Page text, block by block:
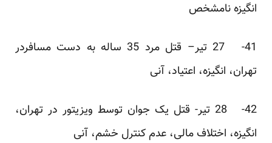
انگیزه نامشخص
41- 27 تیر– قتل مرد 35 ساله به دست مسافردر
تهران، انگیزه، اعتیاد، آنی
42- 28 تیر- قتل یک جوان توسط ویزیتور در تهران،
انگیزه، اختلاف مالی، عدم کنترل خشم، آنی